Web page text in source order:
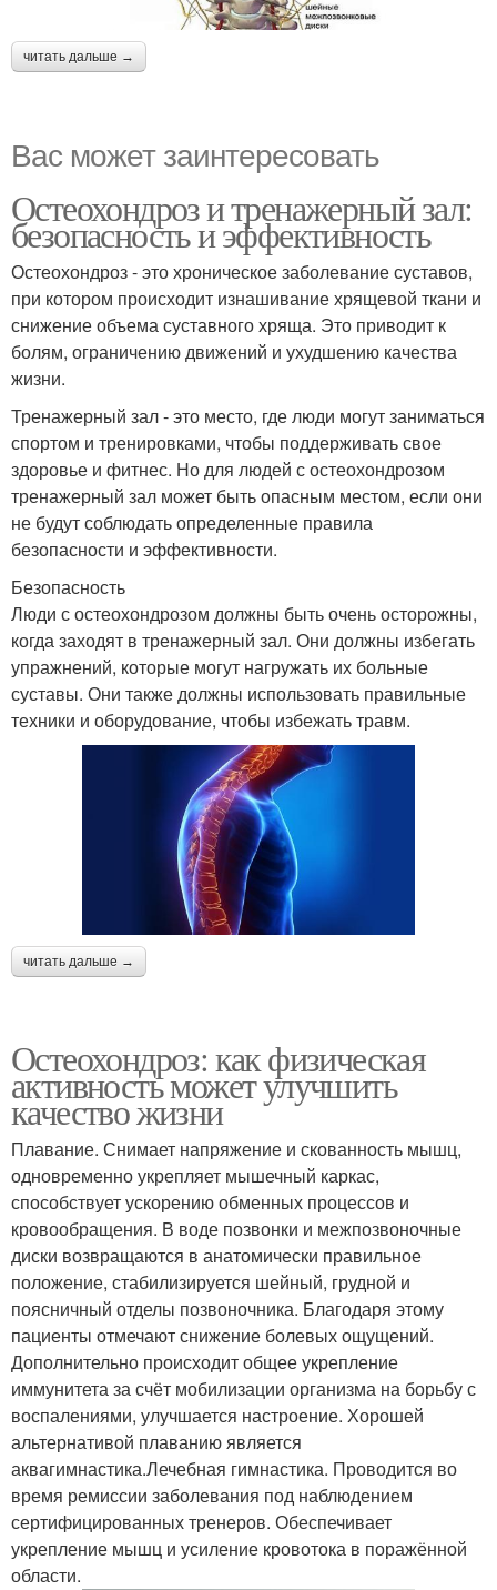
читать дальше →
Вас может заинтересовать
Остеохондроз и тренажерный зал:
безопасность и эффективность
Остеохондроз - это хроническое заболевание суставов,
при котором происходит изнашивание хрящевой ткани и
снижение объема суставного хряща. Это приводит к
болям, ограничению движений и ухудшению качества
жизни.
Тренажерный зал - это место, где люди могут заниматься
спортом и тренировками, чтобы поддерживать свое
здоровье и фитнес. Но для людей с остеохондрозом
тренажерный зал может быть опасным местом, если они
не будут соблюдать определенные правила
безопасности и эффективности.
Безопасность
Люди с остеохондрозом должны быть очень осторожны,
когда заходят в тренажерный зал. Они должны избегать
упражнений, которые могут нагружать их больные
суставы. Они также должны использовать правильные
техники и оборудование, чтобы избежать травм.
читать дальше →
Остеохондроз: как физическая
активность может улучшить
качество жизни
Плавание. Снимает напряжение и скованность мышц,
одновременно укрепляет мышечный каркас,
способствует ускорению обменных процессов и
кровообращения. В воде позвонки и межпозвоночные
диски возвращаются в анатомически правильное
положение, стабилизируется шейный, грудной и
поясничный отделы позвоночника. Благодаря этому
пациенты отмечают снижение болевых ощущений.
Дополнительно происходит общее укрепление
иммунитета за счёт мобилизации организма на борьбу с
воспалениями, улучшается настроение. Хорошей
альтернативой плаванию является
аквагимнастика.Лечебная гимнастика. Проводится во
время ремиссии заболевания под наблюдением
сертифицированных тренеров. Обеспечивает
укрепление мышц и усиление кровотока в поражённой
области.